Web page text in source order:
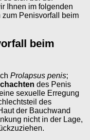
Ihnen im folgenden
Penisvorfall beim
beim
Prolapsus penis;
des Penis
sexuelle Erregung
des
der Bauchwand
nicht in der Lage,